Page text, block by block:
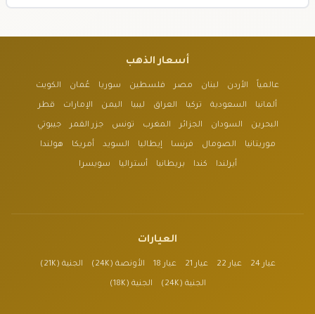
أسعار الذهب
عالمياً الأردن لبنان مصر فلسطين سوريا عُمان الكويت
ألمانيا السعودية تركيا العراق ليبيا اليمن الإمارات قطر
البحرين السودان الجزائر المغرب تونس جزر القمر جيبوتي
موريتانيا الصومال فرنسا إيطاليا السويد أمريكا هولندا
أيرلندا كندا بريطانيا أستراليا سويسرا
العيارات
عيار 24 عيار 22 عيار 21 عيار 18 الأونصة (24K) الجنية (21K)
الجنية (24K) الجنية (18K)